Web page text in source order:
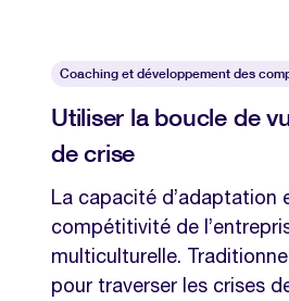
Coaching et développement des
Utiliser la boucle de
de crise
La capacité d’adaptation
compétitivité de
multiculturelle.
pour traverser les crises